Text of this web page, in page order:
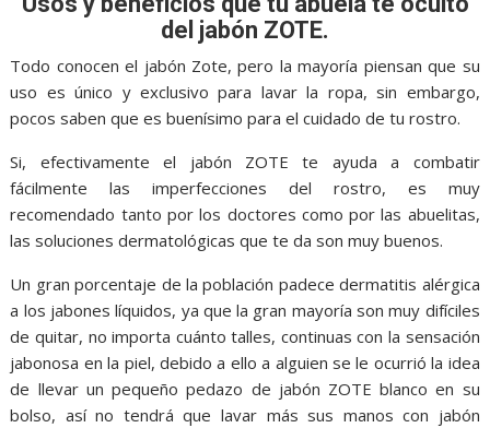
b
o
o
k
er l s
A
p
p
e
n
g
er
p
e
gr
a
m
e
del jabón ZOTE.
Todo conocen el jabón Zote, pero la mayoría piensan que su
uso es único y exclusivo para lavar la ropa, sin embargo,
pocos saben que es buenísimo para el cuidado de tu rostro.
Si, efectivamente el jabón ZOTE te ayuda a combatir
fácilmente las imperfecciones del rostro, es muy
recomendado tanto por los doctores como por las abuelitas,
las soluciones dermatológicas que te da son muy buenos.
Un gran porcentaje de la población padece dermatitis alérgica
a los jabones líquidos, ya que la gran mayoría son muy difíciles
de quitar, no importa cuánto talles, continuas con la sensación
jabonosa en la piel, debido a ello a alguien se le ocurrió la idea
de llevar un pequeño pedazo de jabón ZOTE blanco en su
bolso, así no tendrá que lavar más sus manos con jabón